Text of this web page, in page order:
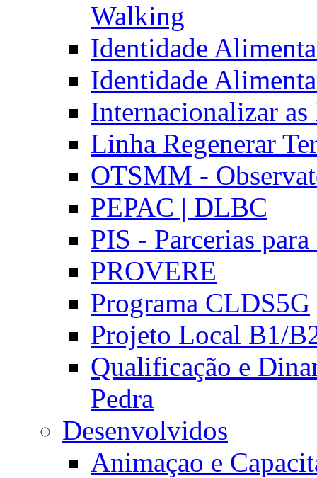
Walking
Identidade
Identidade
Internacionalizar
Linha Regenerar
OTSMM -
PEPAC | DLBC
PIS - Parcerias
PROVERE
Programa CLDS5G
Projeto Local B1/
Qualificação e
Pedra
Desenvolvidos
Animaçao e